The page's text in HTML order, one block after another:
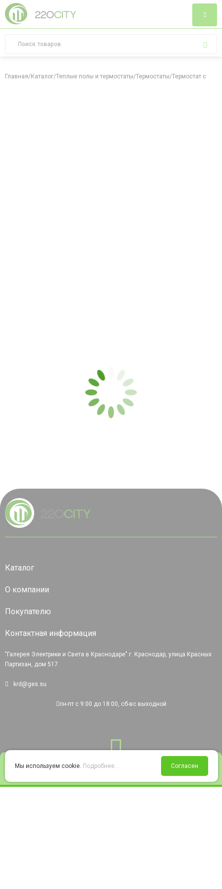
Войти Избранное Корзина
Главная/Каталог/Теплые полы и термостаты/Термостаты/Термостат с
Каталог
О компании
Покупателю
Контактная информация
"Галерея Электрики и Света в Краснодаре" г. Краснодар, улица Красных
Партизан, дом 517
krd@ges.su
пн-пт с 9:00 до 18:00, сб-вс выходной
Мы используем cookie. Подробнее... Согласен